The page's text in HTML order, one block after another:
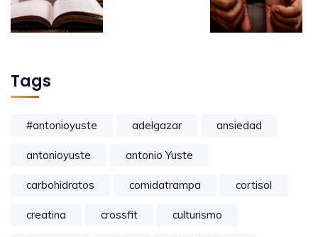
Tags
#antonioyuste adelgazar ansiedad
antonioyuste antonio Yuste
carbohidratos comidatrampa cortisol
creatina crossfit culturismo